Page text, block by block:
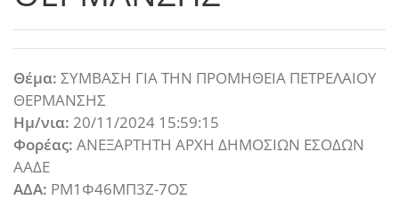
Θέμα: ΣΥΜΒΑΣΗ ΓΙΑ ΤΗΝ ΠΡΟΜΗΘΕΙΑ ΠΕΤΡΕΛΑΙΟΥ
ΘΕΡΜΑΝΣΗΣ
Ημ/νια: 20/11/2024 15:59:15
Φορέας: ΑΝΕΞΑΡΤΗΤΗ ΑΡΧΗ ΔΗΜΟΣΙΩΝ ΕΣΟΔΩΝ
ΑΑΔΕ
ΑΔΑ: ΡΜ1Φ46ΜΠ3Ζ-7ΟΣ